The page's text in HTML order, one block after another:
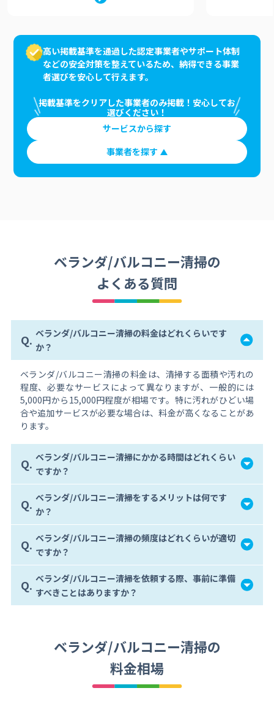
高い掲載基準を通過した認定事業者やサポート体制
などの安全対策を整えているため、納得できる事業
者選びを安心して行えます。
掲載基準をクリアした事業者のみ掲載！安心してお
選びください！
サービスから探す
事業者を探す
ベランダ/バルコニー清掃の
よくある質問
Q. ベランダ/バルコニー清掃の料金はどれくらいです
か？
ベランダ/バルコニー清掃の料金は、清掃する面積や汚れの
程度、必要なサービスによって異なりますが、一般的には
5,000円から15,000円程度が相場です。特に汚れがひどい場
合や追加サービスが必要な場合は、料金が高くなることがあ
ります。
Q. ベランダ/バルコニー清掃にかかる時間はどれくらい
ですか？
Q. ベランダ/バルコニー清掃をするメリットは何です
か？
Q. ベランダ/バルコニー清掃の頻度はどれくらいが適切
ですか？
Q. ベランダ/バルコニー清掃を依頼する際、事前に準備
すべきことはありますか？
ベランダ/バルコニー清掃の
料金相場